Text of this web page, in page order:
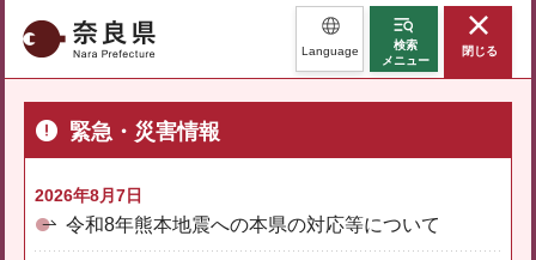
奈良県 Language
検索
メニュー
閉じる
緊急・災害情報
2026年8月7日
令和8年熊本地震への本県の対応等について